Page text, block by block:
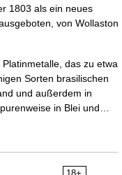
1803 als ein neues
von Wollaston
das zu etwa
Sorten brasilischen
und außerdem in
in Blei und…